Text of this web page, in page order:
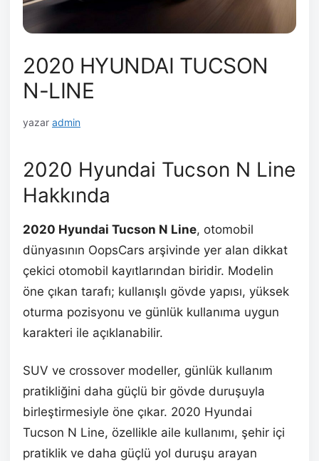
2020 HYUNDAI TUCSON
N-LINE
yazar admin
2020 Hyundai Tucson N Line
Hakkında
2020 Hyundai Tucson N Line, otomobil
dünyasının OopsCars arşivinde yer alan dikkat
çekici otomobil kayıtlarından biridir. Modelin
öne çıkan tarafı; kullanışlı gövde yapısı, yüksek
oturma pozisyonu ve günlük kullanıma uygun
karakteri ile açıklanabilir.
SUV ve crossover modeller, günlük kullanım
pratikliğini daha güçlü bir gövde duruşuyla
birleştirmesiyle öne çıkar. 2020 Hyundai
Tucson N Line, özellikle aile kullanımı, şehir içi
pratiklik ve daha güçlü yol duruşu arayan